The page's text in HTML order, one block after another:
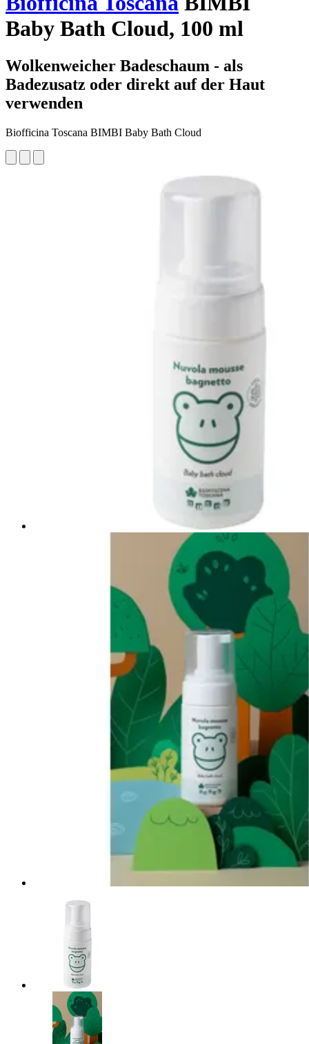
Baby Bath Cloud, 100 ml
Wolkenweicher Badeschaum - als
Badezusatz oder direkt auf der Haut
verwenden
Biofficina Toscana BIMBI Baby Bath Cloud